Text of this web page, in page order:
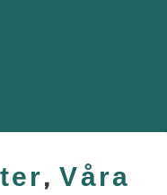
,Våra